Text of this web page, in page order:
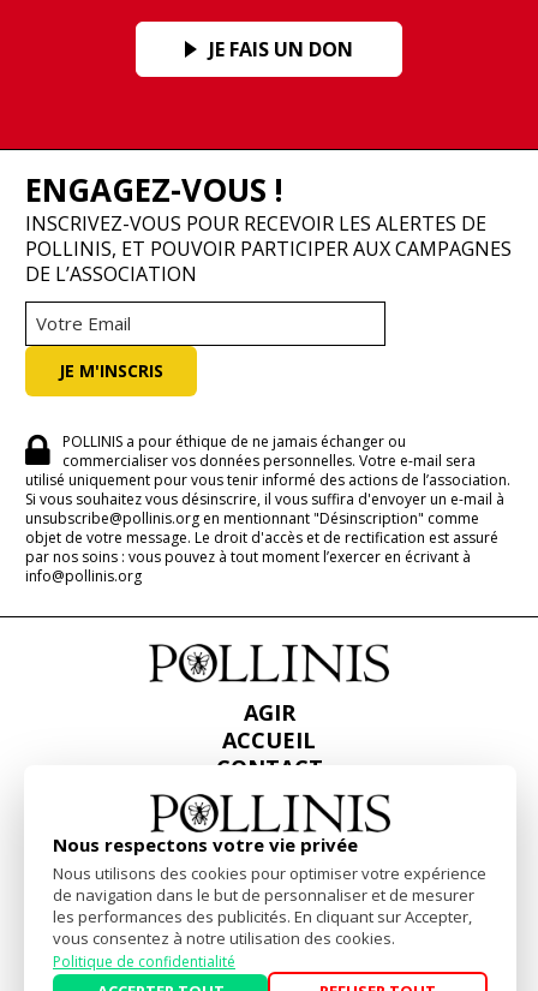
JE FAIS UN DON
ENGAGEZ-VOUS !
INSCRIVEZ-VOUS POUR RECEVOIR LES ALERTES DE
POLLINIS, ET POUVOIR PARTICIPER AUX CAMPAGNES
DE L’ASSOCIATION
POLLINIS a pour éthique de ne jamais échanger ou
commercialiser vos données personnelles. Votre e-mail sera
utilisé uniquement pour vous tenir informé des actions de l’association.
Si vous souhaitez vous désinscrire, il vous suffira d'envoyer un e-mail à
unsubscribe@pollinis.org en mentionnant "Désinscription" comme
objet de votre message. Le droit d'accès et de rectification est assuré
par nos soins : vous pouvez à tout moment l’exercer en écrivant à
info@pollinis.org
AGIR
ACCUEIL
CONTACT
PRESSE
RAPPORTS & BILANS
FacebookLinkedinInstagram
Mentions Légales -Politique de confidentialité
Website byakiprod
Nous respectons votre vie privée
Nous utilisons des cookies pour optimiser votre expérience
de navigation dans le but de personnaliser et de mesurer
les performances des publicités. En cliquant sur Accepter,
vous consentez à notre utilisation des cookies.
Politique de confidentialité